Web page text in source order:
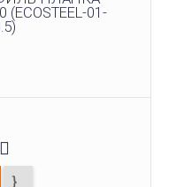
01-